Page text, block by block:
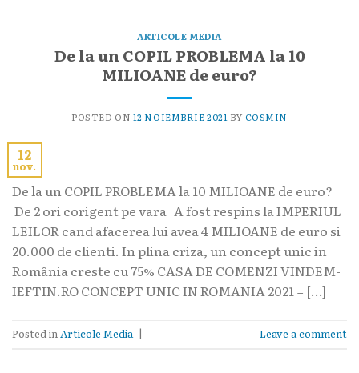
ARTICOLE MEDIA
De la un COPIL PROBLEMA la 10
MILIOANE de euro?
POSTED ON 12 NOIEMBRIE 2021 BY COSMIN
12
nov.
De la un COPIL PROBLEMA la 10 MILIOANE de euro?
De 2 ori corigent pe vara A fost respins la IMPERIUL
LEILOR cand afacerea lui avea 4 MILIOANE de euro si
20.000 de clienti. In plina criza, un concept unic in
România creste cu 75% CASA DE COMENZI VINDEM-
IEFTIN.RO CONCEPT UNIC IN ROMANIA 2021 = […]
Posted inArticole Media | Leave a comment